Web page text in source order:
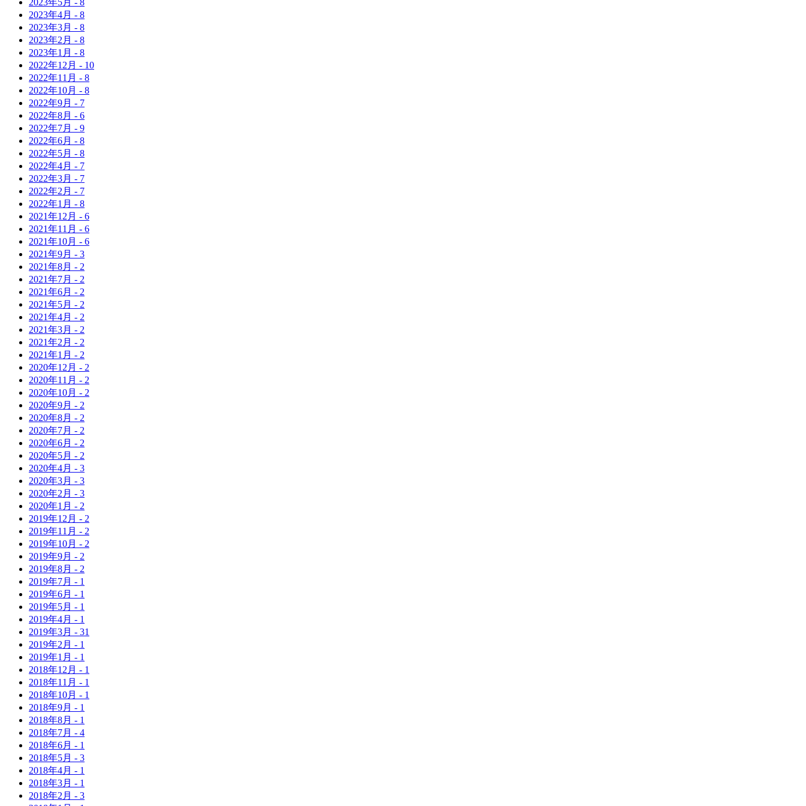
2023年4月 - 8
2023年3月 - 8
2023年2月 - 8
2023年1月 - 8
2022年12月 - 10
2022年11月 - 8
2022年10月 - 8
2022年9月 - 7
2022年8月 - 6
2022年7月 - 9
2022年6月 - 8
2022年5月 - 8
2022年4月 - 7
2022年3月 - 7
2022年2月 - 7
2022年1月 - 8
2021年12月 - 6
2021年11月 - 6
2021年10月 - 6
2021年9月 - 3
2021年8月 - 2
2021年7月 - 2
2021年6月 - 2
2021年5月 - 2
2021年4月 - 2
2021年3月 - 2
2021年2月 - 2
2021年1月 - 2
2020年12月 - 2
2020年11月 - 2
2020年10月 - 2
2020年9月 - 2
2020年8月 - 2
2020年7月 - 2
2020年6月 - 2
2020年5月 - 2
2020年4月 - 3
2020年3月 - 3
2020年2月 - 3
2020年1月 - 2
2019年12月 - 2
2019年11月 - 2
2019年10月 - 2
2019年9月 - 2
2019年8月 - 2
2019年7月 - 1
2019年6月 - 1
2019年5月 - 1
2019年4月 - 1
2019年3月 - 31
2019年2月 - 1
2019年1月 - 1
2018年12月 - 1
2018年11月 - 1
2018年10月 - 1
2018年9月 - 1
2018年8月 - 1
2018年7月 - 4
2018年6月 - 1
2018年5月 - 3
2018年4月 - 1
2018年3月 - 1
2018年2月 - 3